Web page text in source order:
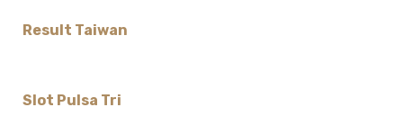
Result Taiwan
Slot Pulsa Tri